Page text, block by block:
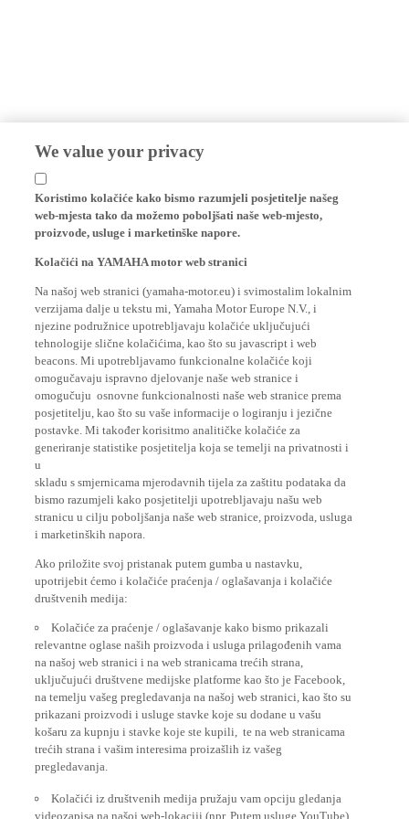
We value your privacy
Koristimo kolačiće kako bismo razumjeli posjetitelje našeg
web-mjesta tako da možemo poboljšati naše web-mjesto,
proizvode, usluge i marketinške napore.
verzijama dalje u tekstu mi, Yamaha Motor Europe N.V., i
njezine podružnice upotrebljavaju kolačiće uključujući
tehnologije slične kolačićima, kao što su javascript i web
beacons. Mi upotrebljavamo funkcionalne kolačiće koji
omogučavaju ispravno djelovanje naše web stranice i
omogučuju osnovne funkcionalnosti naše web stranice prema
posjetitelju, kao što su vaše informacije o logiranju i jezične
postavke. Mi također korisitmo analitičke kolačiće za
generiranje statistike posjetitelja koja se temelji na privatnosti i
u
skladu s smjernicama mjerodavnih tijela za zaštitu podataka da
bismo razumjeli kako posjetitelji upotrebljavaju našu web
stranicu u cilju poboljšanja naše web stranice, proizvoda, usluga
i marketinških napora.
upotrijebit ćemo i kolačiće praćenja / oglašavanja i kolačiće
društvenih medija:
relevantne oglase naših proizvoda i usluga prilagođenih vama
na našoj web stranici i na web stranicama trećih strana,
uključujući društvene medijske platforme kao što je Facebook,
na temelju vašeg pregledavanja na našoj web stranici, kao što su
prikazani proizvodi i usluge stavke koje su dodane u vašu
košaru za kupnju i stavke koje ste kupili, te na web stranicama
trećih strana i vašim interesima proizašlih iz vašeg
pregledavanja.
videozapisa na našoj web-lokaciji (npr. Putem usluge YouTube),